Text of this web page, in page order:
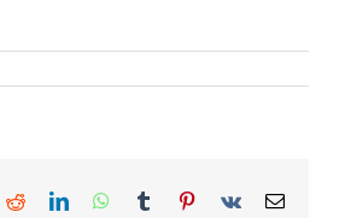
RedditLinkedInWhatsApp
Tumblr Pinterest
Vk Email